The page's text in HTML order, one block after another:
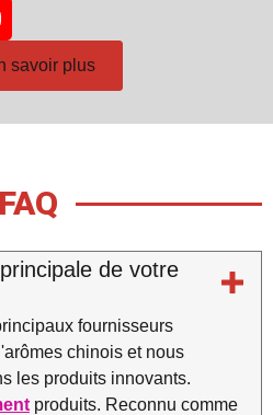
savoir plus
FAQ
de votre
fournisseurs
chinois et nous
les produits innovants.
produits. Reconnu comme